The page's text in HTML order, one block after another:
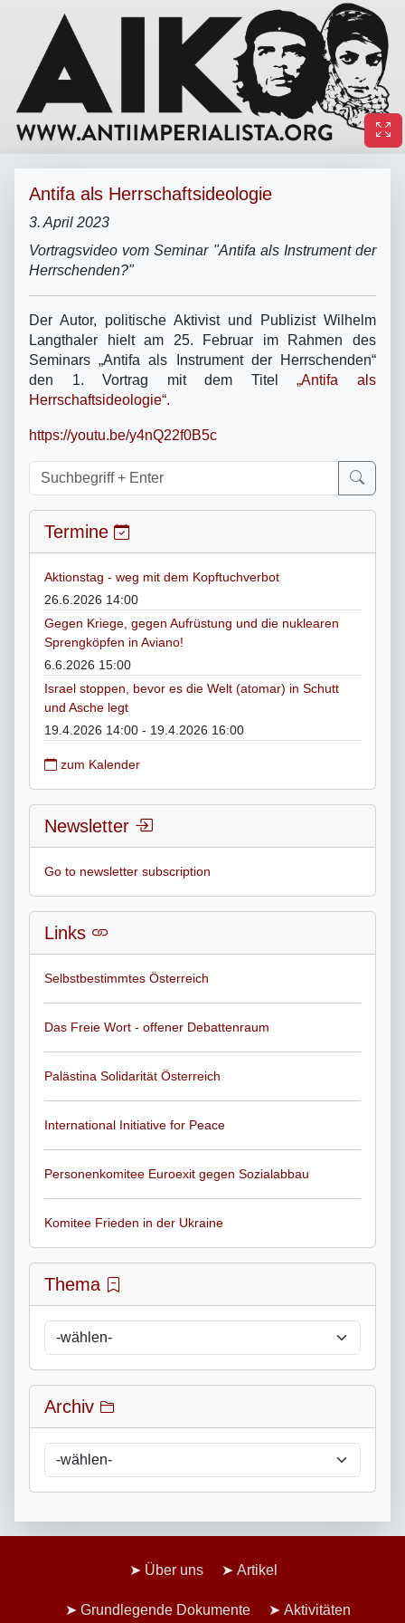
Antifa als Herrschaftsideologie
3. April 2023
Vortragsvideo vom Seminar "Antifa als Instrument der
Herrschenden?"
Der Autor, politische Aktivist und Publizist Wilhelm
Langthaler hielt am 25. Februar im Rahmen des
Seminars „Antifa als Instrument der Herrschenden“
den 1. Vortrag mit dem Titel„Antifa als
Herrschaftsideologie“.
https://youtu.be/y4nQ22f0B5c
Termine
Aktionstag - weg mit dem Kopftuchverbot
26.6.2026 14:00
Gegen Kriege, gegen Aufrüstung und die nuklearen
Sprengköpfen in Aviano!
6.6.2026 15:00
Israel stoppen, bevor es die Welt (atomar) in Schutt
und Asche legt
19.4.2026 14:00 - 19.4.2026 16:00
zum Kalender
Newsletter
Go to newsletter subscription
Links
Selbstbestimmtes Österreich
Das Freie Wort - offener Debattenraum
Palästina Solidarität Österreich
International Initiative for Peace
Personenkomitee Euroexit gegen Sozialabbau
Komitee Frieden in der Ukraine
Thema
Archiv
Über uns Artikel
Grundlegende Dokumente Aktivitäten